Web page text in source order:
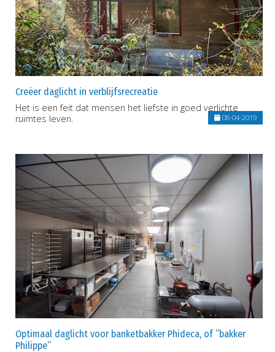
Creëer daglicht in verblijfsrecreatie
Het is een feit dat mensen het liefste in goed verlichte
ruimtes leven.
08-04-2019
Optimaal daglicht voor banketbakker Phideca, of ”bakker
Philippe”